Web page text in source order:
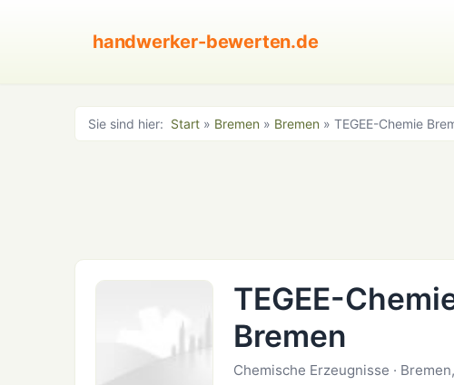
handwerker-bewerten.de
Sie sind hier: Start » Bremen » Bremen » TEGEE-Chemie
TEGEE-
Bremen
Chemische Erzeugnisse ·